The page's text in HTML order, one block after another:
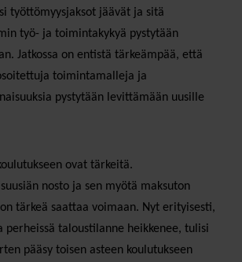
työttömyysjaksot jäävät ja sitä
työ- ja toimintakykyä pystytään
Jatkossa on entistä tärkeämpää, että
toimintamalleja ja
pystytään levittämään uusille
ovat tärkeitä.
nosto ja sen myötä maksuton
tärkeä saattaa voimaan. Nyt erityisesti,
perheissä taloustilanne heikkenee, tulisi
pääsy toisen asteen koulutukseen